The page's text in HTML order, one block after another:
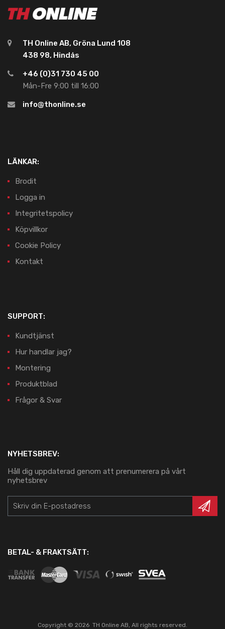
TH Online AB, Gröna Lund 108
438 98, Hindås
+46 (0)31 730 45 00
Mån-Fre 9:00 till 16:00
info@thonline.se
LÄNKAR:
Brodit
Logga in
Integritetspolicy
Köpvillkor
Cookie Policy
Kontakt
SUPPORT:
Kundtjänst
Hur handlar jag?
Montering
Produktblad
Frågor & Svar
NYHETSBREV:
Håll dig uppdaterad genom att prenumerera på vårt
nyhetsbrev
BETAL- & FRAKTSÄTT:
Copyright © 2026 TH Online AB, All rights reserved.